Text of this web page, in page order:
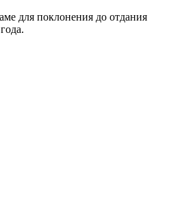
для поклонения до отдания